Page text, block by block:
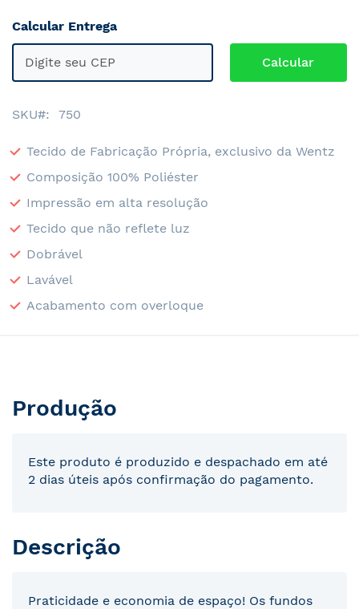
Calcular Entrega
SKU 750
Tecido de Fabricação Própria, exclusivo da Wentz
Composição 100% Poliéster
Impressão em alta resolução
Tecido que não reflete luz
Dobrável
Lavável
Acabamento com overloque
Produção
Este produto é produzido e despachado em até
2 dias úteis após confirmação do pagamento.
Descrição
Praticidade e economia de espaço! Os fundos